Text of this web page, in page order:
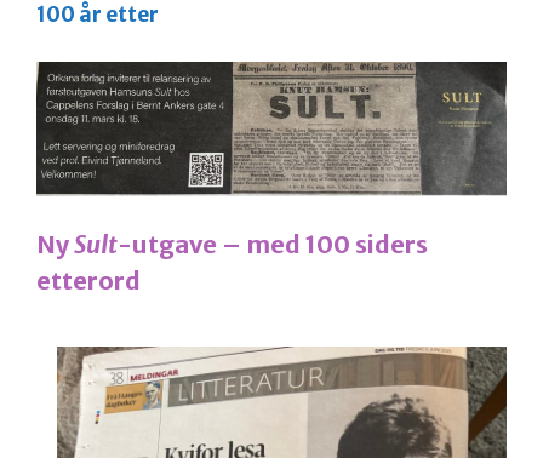
100 år etter
NySult-utgave – med 100 siders
etterord